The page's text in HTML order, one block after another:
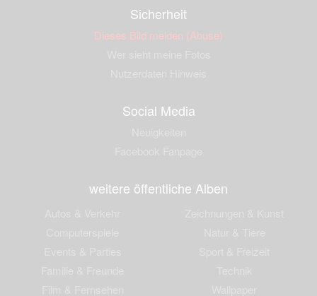
Sicherheit
Dieses Bild melden (Abuse)
Social Media
weitere öffentliche Alben